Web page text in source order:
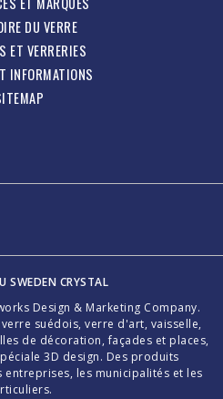
DU VERRE
ET VERRERIES
INFORMATIONS
SWEDEN CRYSTAL
Design & Marketing Company.
suédois, verre d'art, vaisselle,
de décoration, façades et places,
3D design. Des produits
entreprises, les municipalités et les